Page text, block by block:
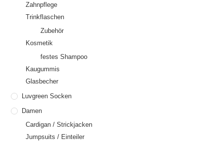
Zahnpflege
Trinkflaschen
Zubehör
Kosmetik
festes Shampoo
Kaugummis
Glasbecher
Luvgreen Socken
Damen
Cardigan / Strickjacken
Jumpsuits / Einteiler